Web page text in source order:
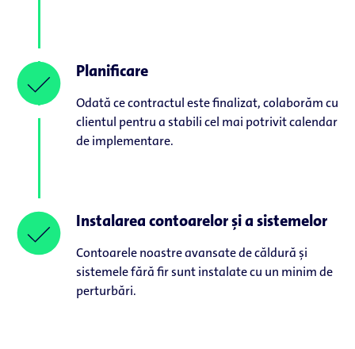
Planificare
Odată ce contractul este finalizat, colaborăm cu
clientul pentru a stabili cel mai potrivit calendar
de implementare.
Instalarea contoarelor și a sistemelor
Contoarele noastre avansate de căldură și
sistemele fără fir sunt instalate cu un minim de
perturbări.